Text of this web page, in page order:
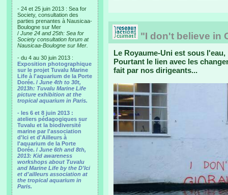
- 24 et 25 juin 2013 : Sea for
Society, consultation des
parties prenantes à Nausicaa-
Boulogne sur Mer
/ June 24 and 25th: Sea for
Society consultation forum at
Nausicaa-Boulogne sur Mer.
- du 4 au 30 juin 2013 :
Exposition photographique
sur le projet Tuvalu Marine
Life à l'aquarium de la Porte
Dorée. / June 4th to 30t,
2013h: Tuvalu Marine Life
picture exhibition at the
tropical aquarium in Paris.
- les 6 et 8 juin 2013 :
ateliers pédagogiques sur
Tuvalu et la biodiversité
marine par l'association
d'Ici et d'Ailleurs à
l'aquarium de la Porte
Dorée. / June 6th and 8th,
2013: Kid awareness
workshops about Tuvalu
and Marine Life by the D'Ici
et d'ailleurs association at
the tropical aquarium in
Paris.
"I don't believe in
Le Royaume-Uni est sous
Pourtant le lien avec les
fait par nos dirigeants...